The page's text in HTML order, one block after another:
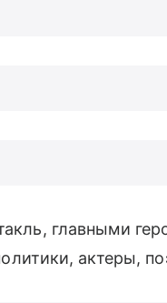
главными
актеры,